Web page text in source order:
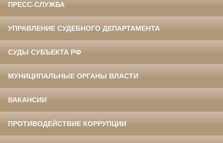
ПРЕСС-СЛУЖБА
УПРАВЛЕНИЕ СУДЕБНОГО ДЕПАРТАМЕНТА
СУДЫ СУБЪЕКТА РФ
МУНИЦИПАЛЬНЫЕ ОРГАНЫ ВЛАСТИ
ВАКАНСИИ
ПРОТИВОДЕЙСТВИЕ КОРРУПЦИИ